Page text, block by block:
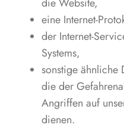
eine Internet-
der Internet-
Systems,
sonstige ähnliche
die der
Angriffen auf
dienen.